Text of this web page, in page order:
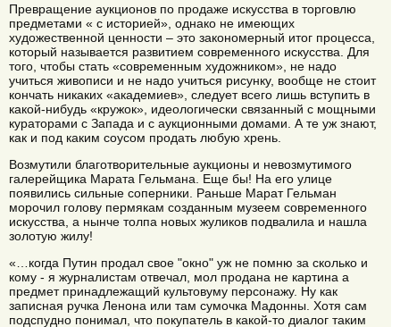
Превращение аукционов по продаже искусства в торговлю
предметами « с историей», однако не имеющих
художественной ценности – это закономерный итог процесса,
который называется развитием современного искусства. Для
того, чтобы стать «современным художником», не надо
учиться живописи и не надо учиться рисунку, вообще не стоит
кончать никаких «академиев», следует всего лишь вступить в
какой-нибудь «кружок», идеологически связанный с мощными
кураторами с Запада и с аукционными домами. А те уж знают,
как и под каким соусом продать любую хрень.
Возмутили благотворительные аукционы и невозмутимого
галерейщика Марата Гельмана. Еще бы! На его улице
появились сильные соперники. Раньше Марат Гельман
морочил голову пермякам созданным музеем современного
искусства, а нынче толпа новых жуликов подвалила и нашла
золотую жилу!
«…когда Путин продал свое "окно" уж не помню за сколько и
кому - я журналистам отвечал, мол продана не картина а
предмет принадлежащий культовуму персонажу. Ну как
записная ручка Ленона или там сумочка Мадонны. Хотя сам
подспудно понимал, что покупатель в какой-то диалог таким